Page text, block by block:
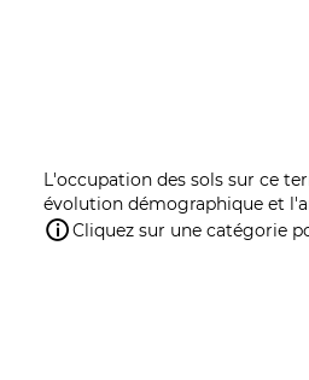
L'occupation des sols sur ce
évolution démographique et
Cliquez sur une catégorie